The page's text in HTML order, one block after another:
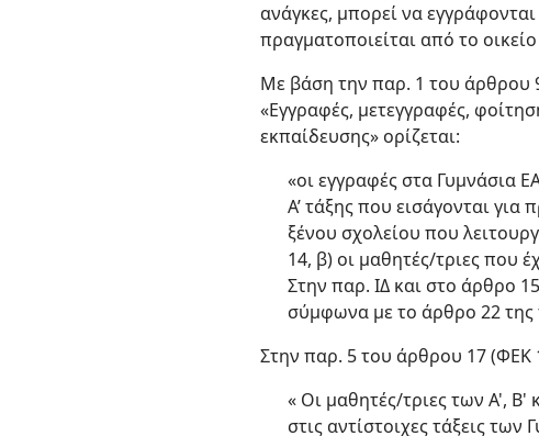
ανάγκες, μπορεί να
πραγματοποιείται από το
Με βάση την παρ. 1 του άρθρου
«Εγγραφές, μετεγγραφές,
εκπαίδευσης» ορίζεται:
«οι εγγραφές στα Γυμνάσια
Α’ τάξης που εισάγονται
ξένου σχολείου που
14, β) οι μαθητές/τριες που
Στην παρ. ΙΔ και στο άρθρο
σύμφωνα με το άρθρο 22
Στην παρ. 5 του άρθρου 17 (ΦΕΚ
« Οι μαθητές/τριες των Α', Β'
στις αντίστοιχες τάξεις